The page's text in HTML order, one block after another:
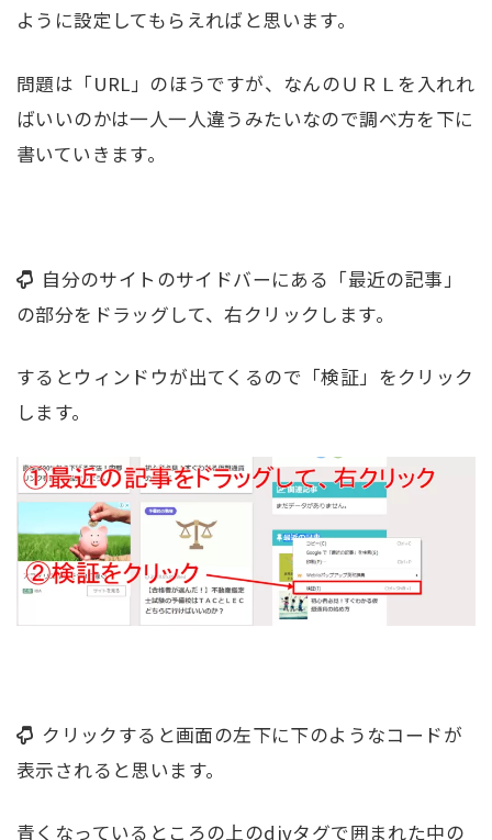
ように設定してもらえればと思います。
問題は「URL」のほうですが、なんのＵＲＬを入れれ
ばいいのかは一人一人違うみたいなので調べ方を下に
書いていきます。
自分のサイトのサイドバーにある「最近の記事」
の部分をドラッグして、右クリックします。
するとウィンドウが出てくるので「検証」をクリック
します。
クリックすると画面の左下に下のようなコードが
表示されると思います。
青くなっているところの上のdivタグで囲まれた中の